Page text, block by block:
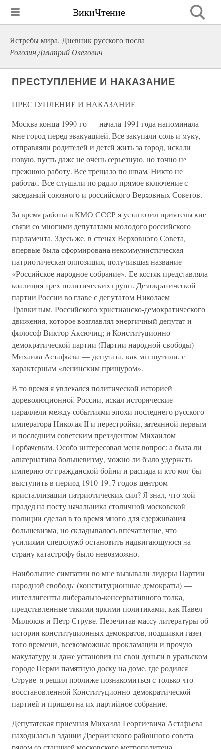
ВикиЧтение
Ястребы мира. Дневник русского посла
Рогозин Дмитрий Олегович
ПРЕСТУПЛЕНИЕ И НАКАЗАНИЕ
ПРЕСТУПЛЕНИЕ И НАКАЗАНИЕ
Москва конца 1990-го — начала 1991 года напоминала
мне город перед эвакуацией. Все закупали соль и муку,
отправляли родителей и детей жить за город, искали
новую, пусть даже не очень серьезную, но точно не
прежнюю работу. Все трещало по швам. Никто не
работал. Все слушали по радио прямое включение с
заседаний союзного и российского Верховных Советов.
За время работы в КМО СССР я установил приятельские
связи со многими депутатами молодого российского
парламента. Здесь же, в стенах Верховного Совета,
впервые была сформирована некоммунистическая
патриотическая оппозиция, получившая название
«Российское народное собрание». Ее костяк представляла
коалиция трех политических групп: Демократической
партии России во главе с депутатом Николаем
Травкиным, Российского христианско-демократического
движения, которое возглавлял энергичный депутат и
философ Виктор Аксючиц; и Конституционно-
демократической партии (Партии народной свободы)
Михаила Астафьева — депутата, как мы шутили, с
характерным «ленинским прищуром».
В то время я увлекался политической историей
дореволюционной России, искал исторические
параллели между событиями эпохи последнего русского
императора Николая II и перестройки, затеянной первым
и последним советским президентом Михаилом
Горбачевым. Особо интересовал меня вопрос: а была ли
альтернатива большевизму, можно ли было удержать
империю от гражданской бойни и распада и кто мог бы
выступить в период 1910-1917 годов центром
кристаллизации патриотических сил? Я знал, что мой
прадед на посту начальника столичной московской
полиции сделал в то время много для сдерживания
большевизма, но складывалось впечатление, что
усилиями спецслужб остановить надвигающуюся на
страну катастрофу было невозможно.
Наибольшие симпатии во мне вызывали лидеры Партии
народной свободы (конституционные демократы) —
интеллигенты либерально-консервативного толка,
представленные такими яркими политиками, как Павел
Милюков и Петр Струве. Перечитав массу литературы об
истории конституционных демократов, подшивки газет
того времени, всевозможные прокламации и прочую
макулатуру и даже установив на свои деньги в уральском
городе Перми памятную доску на доме, где родился
Струве, я решил поближе познакомиться с только что
восстановленной Конституционно-демократической
партией и пришел на их партийное собрание.
Депутатская приемная Михаила Георгиевича Астафьева
находилась в здании Дзержинского районного совета
рядом со станцией московского метрополитена